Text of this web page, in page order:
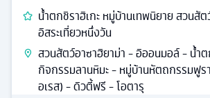
น้ำตกชิราฮิเกะ หมู่บ้านเทพนิยาย สวนสัต
อิสระเที่ยวหนึ่งวัน
สวนสัตว์อาซาฮิยาม่า - อิออนมอล์ - นํ้าต
กิจกรรมลานหิมะ - หมู่บ้านหัตถกรรมฟูร
อเรส) - ดิวตี้ฟรี - โอตารุ